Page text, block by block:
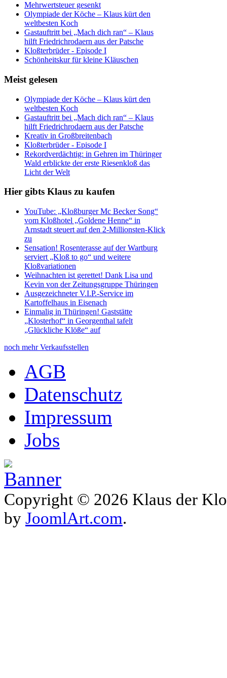
Mehrwertsteuer gesenkt
Olympiade der Köche – Klaus kürt den
weltbesten Koch
Gastauftritt bei „Mach dich ran“ – Klaus
hilft Friedrichrodaern aus der Patsche
Kloßterbrüder - Episode I
Schönheitskur für kleine Kläuschen
Meist gelesen
Olympiade der Köche – Klaus kürt den
weltbesten Koch
Gastauftritt bei „Mach dich ran“ – Klaus
hilft Friedrichrodaern aus der Patsche
Kreativ in Großbreitenbach
Kloßterbrüder - Episode I
Rekordverdächtig: in Gehren im Thüringer
Wald erblickte der erste Riesenkloß das
Licht der Welt
Hier gibts Klaus zu kaufen
YouTube: „Kloßburger Mc Becker Song“
vom Kloßhotel „Goldene Henne“ in
Arnstadt steuert auf den 2-Millionsten-Klick
zu
Sensation! Rosenterasse auf der Wartburg
serviert „Kloß to go“ und weitere
Kloßvariationen
Weihnachten ist gerettet! Dank Lisa und
Kevin von der Zeitungsgruppe Thüringen
Ausgezeichneter V.I.P.-Service im
Kartoffelhaus in Eisenach
Einmalig in Thüringen! Gaststätte
„Klosterhof“ in Georgenthal tafelt
„Glückliche Klöße“ auf
noch mehr Verkaufsstellen
AGB
Datenschutz
Impressum
Jobs
Copyright © 2026 Klaus der
by JoomlArt.com.